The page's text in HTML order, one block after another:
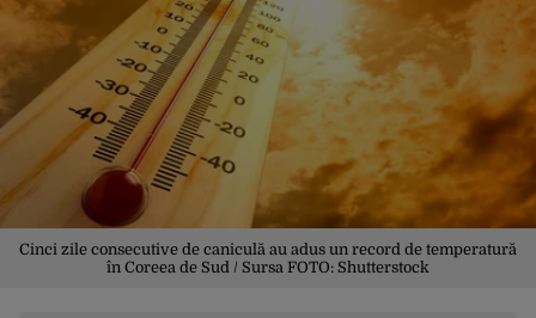
Cinci zile consecutive de caniculă au adus un record de temperatură
în Coreea de Sud / Sursa FOTO: Shutterstock